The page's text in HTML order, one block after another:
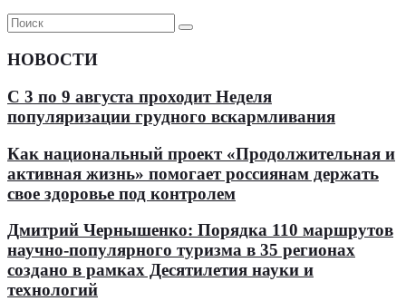
НОВОСТИ
С 3 по 9 августа проходит Неделя
популяризации грудного вскармливания
Как национальный проект «Продолжительная и
активная жизнь» помогает россиянам держать
свое здоровье под контролем
Дмитрий Чернышенко: Порядка 110 маршрутов
научно-популярного туризма в 35 регионах
создано в рамках Десятилетия науки и
технологий